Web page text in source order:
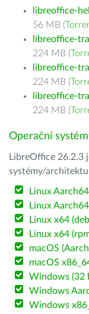
libreoffice-
56 MB (
libreoffice-
224 MB (
libreoffice-
224 MB (
libreoffice-
224 MB (
Operační
LibreOffice 26.2.3
systémy/
Linux
Linux
Linux x64
Linux x64
macOS
macOS
Windows (32
Windows
Windows